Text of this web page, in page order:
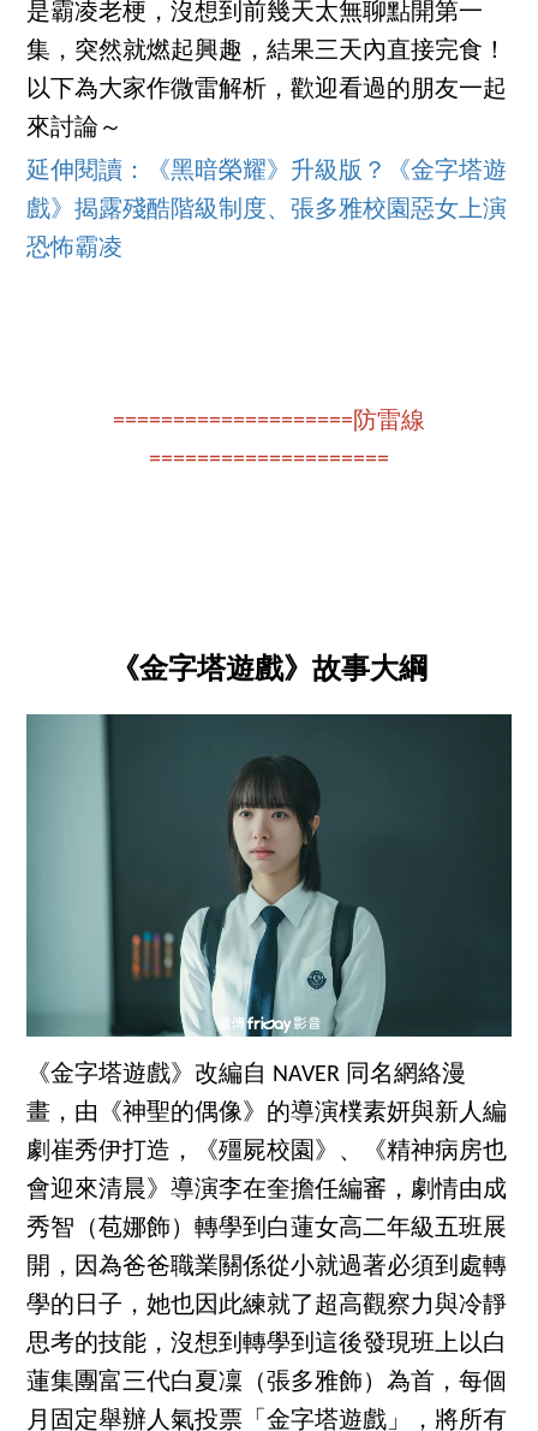
是霸凌老梗，沒想到前幾天太無聊點開第一
集，突然就燃起興趣，結果三天內直接完食！
以下為大家作微雷解析，歡迎看過的朋友一起
來討論～
延伸閱讀：《黑暗榮耀》升級版？《金字塔遊
戲》揭露殘酷階級制度、張多雅校園惡女上演
恐怖霸凌
====================防雷線
====================
《金字塔遊戲》故事大綱
《金字塔遊戲》改編自 NAVER 同名網絡漫
畫，由《神聖的偶像》的導演樸素妍與新人編
劇崔秀伊打造，《殭屍校園》、《精神病房也
會迎來清晨》導演李在奎擔任編審，劇情由成
秀智（苞娜飾）轉學到白蓮女高二年級五班展
開，因為爸爸職業關係從小就過著必須到處轉
學的日子，她也因此練就了超高觀察力與冷靜
思考的技能，沒想到轉學到這後發現班上以白
蓮集團富三代白夏凜（張多雅飾）為首，每個
月固定舉辦人氣投票「金字塔遊戲」，將所有